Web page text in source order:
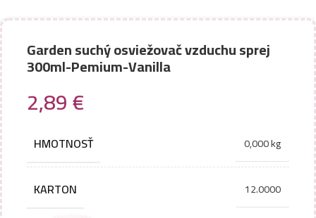
Garden suchý osviežovač vzduchu sprej
300ml-Pemium-Vanilla
2,89€
HMOTNOSŤ 0,000 kg
KARTON 12.0000